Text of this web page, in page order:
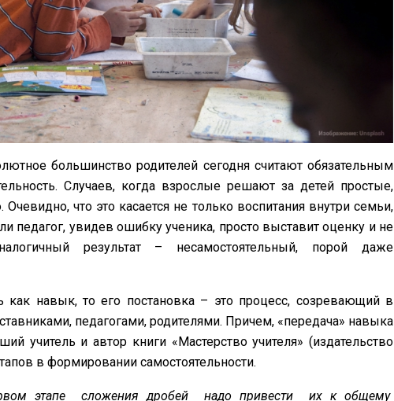
большинство родителей сегодня считают обязательным
Случаев, когда взрослые решают за детей простые,
что это касается не только воспитания внутри семьи,
педагог, увидев ошибку ученика, просто выставит оценку и не
результат – несамостоятельный, порой даже
как навык, то его постановка – это процесс, созревающий в
педагогами, родителями. Причем, «передача» навыка
учитель и автор книги «Мастерство учителя» (издательство
в формировании самостоятельности.
этапе сложения дробей надо приве­сти их к общему